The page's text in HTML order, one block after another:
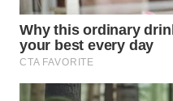
Quem gosta de
ser provadaspode ver a
experiência simples de
informal, sempre com